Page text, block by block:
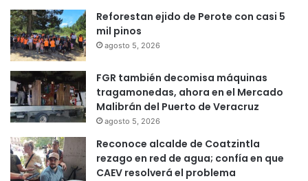
Reforestan ejido de Perote con casi 5
mil pinos
agosto 5, 2026
FGR también decomisa máquinas
tragamonedas, ahora en el Mercado
Malibrán del Puerto de Veracruz
agosto 5, 2026
Reconoce alcalde de Coatzintla
rezago en red de agua; confía en que
CAEV resolverá el problema